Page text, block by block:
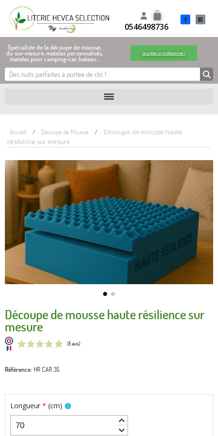
0546498736
Spécialiste de la découpe de mousse,
du sur-mesure, matelas personnalisés,
matelas pour camping-car, bateau…
Vous êtes un professionnel !
Accueil Découpe de Mousse
Découpe de mousse haute
résilience sur mesure
Découpe de mousse haute résilience sur
mesure
Référence HR CAR 35
Longueur * (cm) info
keyboard_arrow_up
keyboard_arrow_down